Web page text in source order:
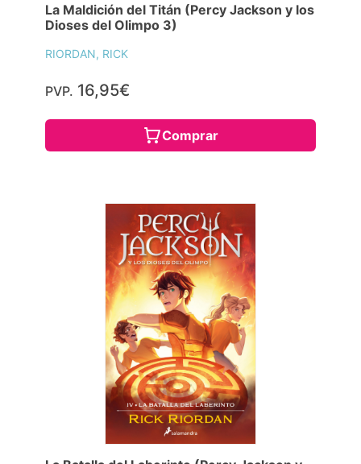
La Maldición del Titán (Percy Jackson y los
Dioses del Olimpo 3)
RIORDAN, RICK
PVP. 16,95€
Comprar